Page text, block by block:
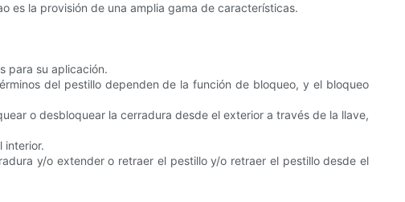
es la provisión de una amplia gama de características.
para su aplicación.
del pestillo dependen de la función de bloqueo, y el bloqueo
o desbloquear la cerradura desde el exterior a través de la llave,
interior.
y/o extender o retraer el pestillo y/o retraer el pestillo desde el